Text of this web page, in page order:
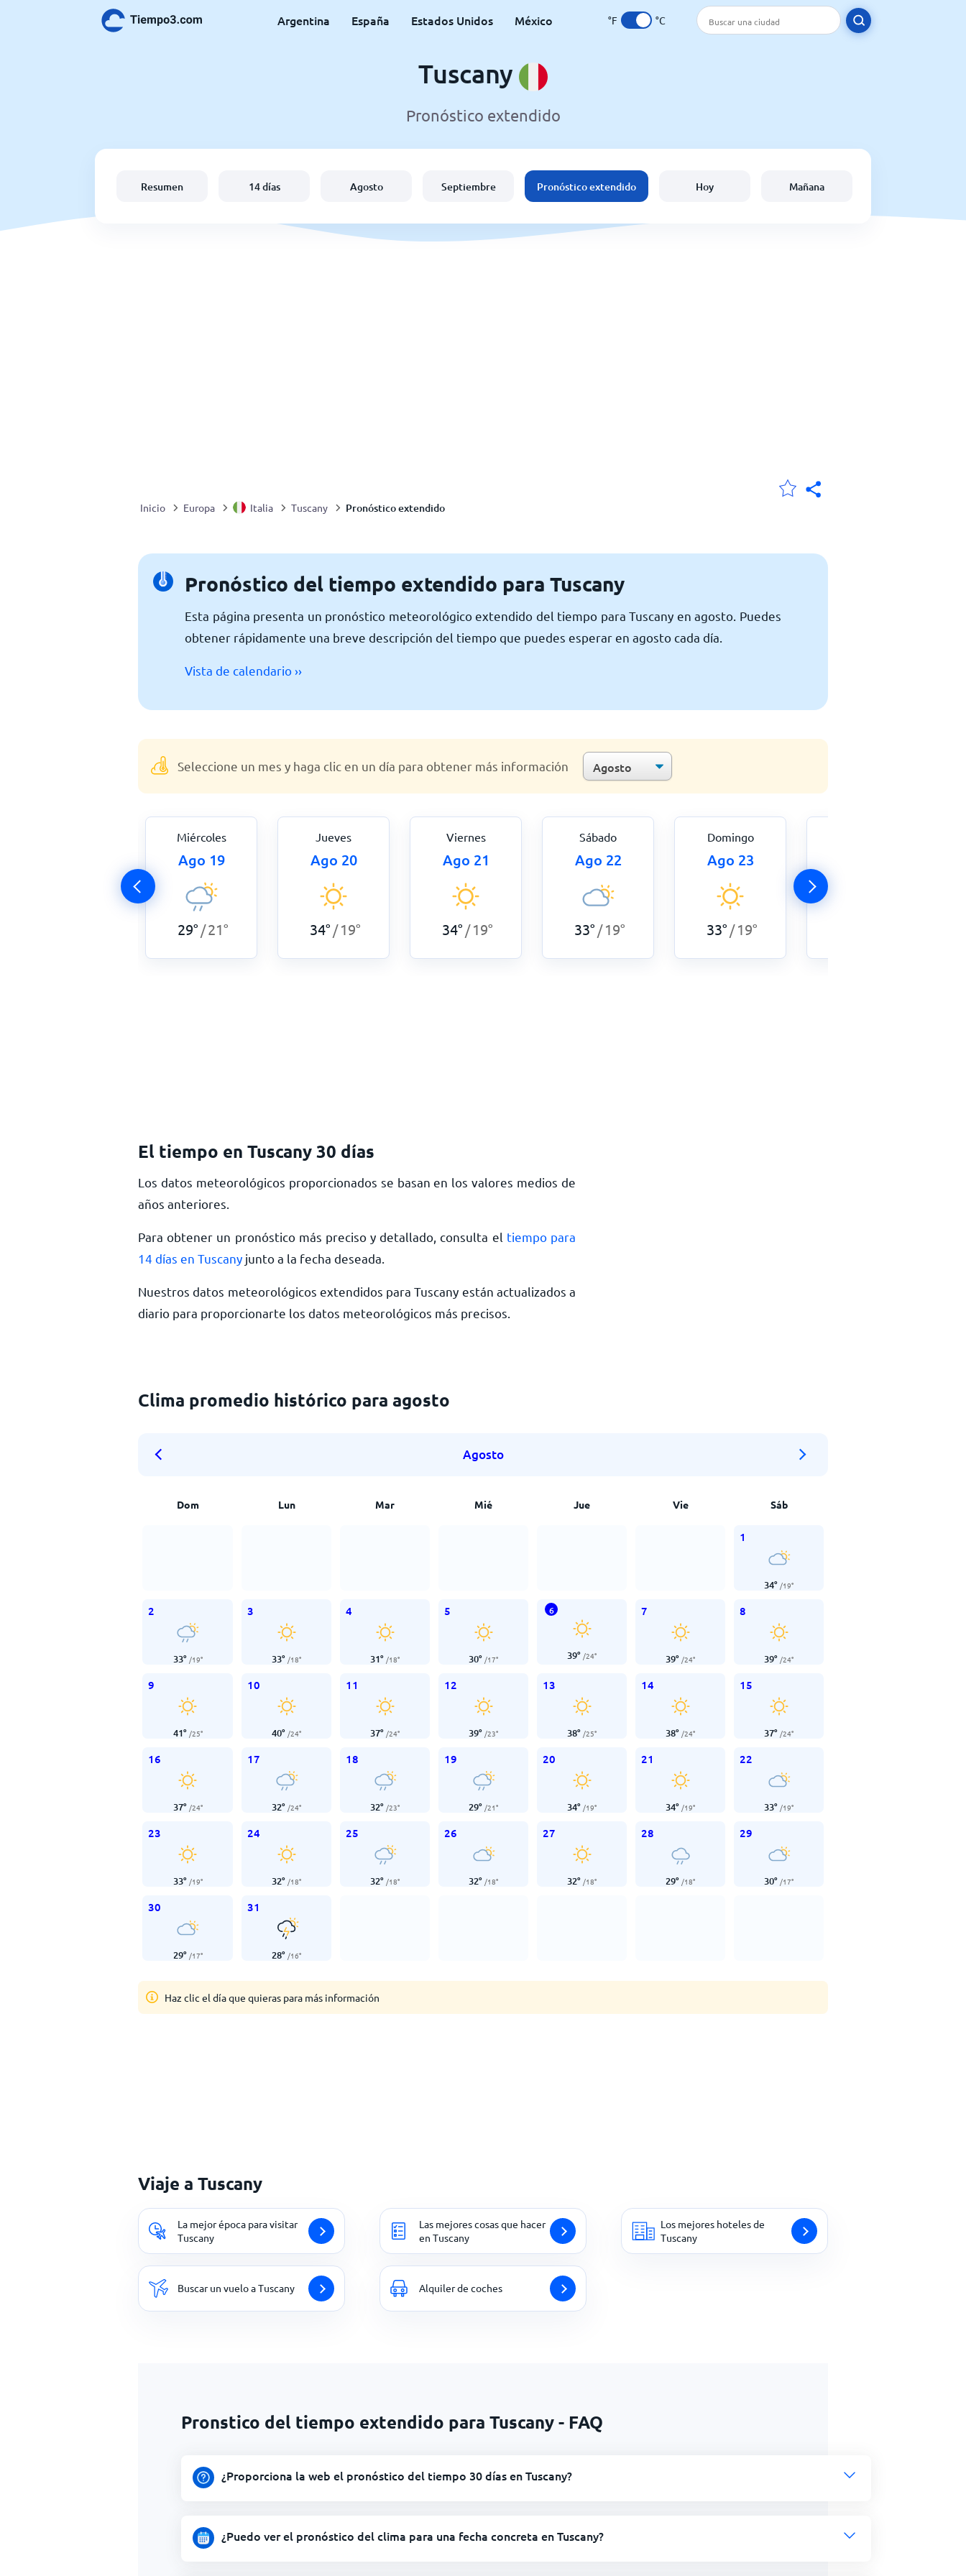
Argentina España Estados Unidos México °F °C
Tuscany
Pronóstico extendido
Resumen 14 días Agosto Septiembre Pronóstico extendido Hoy Mañana
Inicio Europa Italia Tuscany Pronóstico extendido
Pronóstico del tiempo extendido para Tuscany
Esta página presenta un pronóstico meteorológico extendido del tiempo para Tuscany en agosto. Puedes
obtener rápidamente una breve descripción del tiempo que puedes esperar en agosto cada día.
Vista de calendario ››
Seleccione un mes y haga clic en un día para obtener más información
Miércoles
Ago 19
29° /21°
Jueves
Ago 20
34° / 19°
Viernes
Ago 21
34° / 19°
Sábado
Ago 22
33° / 19°
Domingo
Ago 23
33° / 19°
El tiempo en Tuscany 30 días
Los datos meteorológicos proporcionados se basan en los valores medios de
años anteriores.
Para obtener un pronóstico más preciso y detallado, consulta el tiempo para
14 días en Tuscany junto a la fecha deseada.
Nuestros datos meteorológicos extendidos para Tuscany están actualizados a
diario para proporcionarte los datos meteorológicos más precisos.
Clima promedio histórico para agosto
Agosto
Dom Lun Mar Mié Jue Vie Sáb
1
34° /19°
2
33° /19°
3
33° /18°
4
31° /18°
5
30° /17°
6
39° /24°
7
39° /24°
8
39° /24°
9
41° /25°
10
40° /24°
11
37° /24°
12
39° /23°
13
38° /25°
14
38° /24°
15
37° /24°
16
37° /24°
17
32° /24°
18
32° /23°
19
29° /21°
20
34° /19°
21
34° /19°
22
33° /19°
23
33° /19°
24
32° /18°
25
32° /18°
26
32° /18°
27
32° /18°
28
29° /18°
29
30° /17°
30
29° /17°
31
28° /16°
Haz clic el día que quieras para más información
Viaje a Tuscany
La mejor época para visitar
Tuscany
Las mejores cosas que hacer
en Tuscany
Los mejores hoteles de
Tuscany
Buscar un vuelo a Tuscany Alquiler de coches
Pronstico del tiempo extendido para Tuscany - FAQ
¿Proporciona la web el pronóstico del tiempo 30 días en Tuscany?
¿Puedo ver el pronóstico del clima para una fecha concreta en Tuscany?